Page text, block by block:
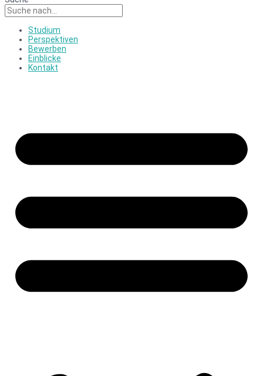
Studium
Perspektiven
Bewerben
Einblicke
Kontakt